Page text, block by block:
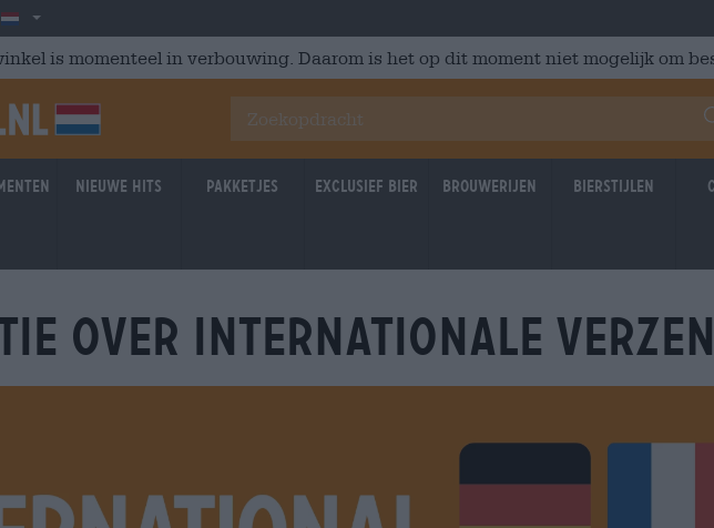
Nederland
is momenteel in verbouwing. Daarom is het op dit moment niet mogelijk om
Nieuwe hits Pakketjes Exclusief Bier Brouwerijen Bierstijlen
OVER INTERNATIONALE